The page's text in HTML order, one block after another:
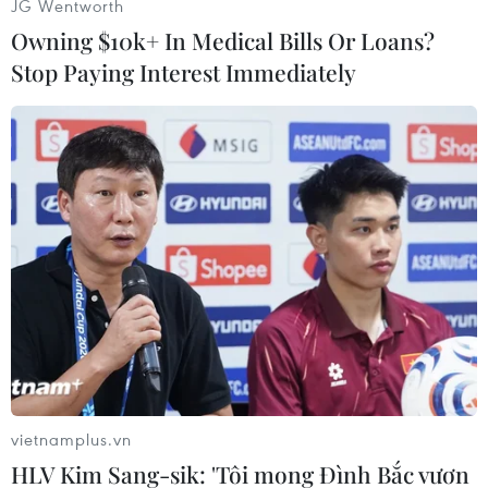
#Jelly Bean #Samsung Galaxy S III
#Hệ điều hành
#Nhà mạng
Theo dõi VietnamPlus
JG Wentworth
Owning $10k+ In Medical Bills Or Loans?
Stop Paying Interest Immediately
vietnamplus.vn
HLV Kim Sang-sik: 'Tôi mong Đình Bắc vươn